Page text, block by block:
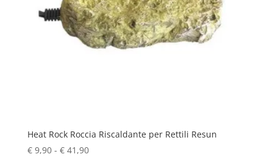
Heat Rock Roccia Riscaldante per Rettili Resun
€9,90 - €41,90Fascia